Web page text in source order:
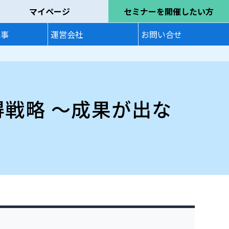
マイページ
セミナーを開催したい方
運営会社 お問い合せ
略 ～成果が出な